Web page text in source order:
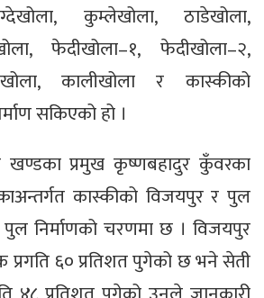
कुम्लेखोला, ठाडेखोला,
फेदीखोला–१, फेदीखोला–२,
कालीखोला र कास्कीको
सकिएको हो ।
खण्डका प्रमुख कृष्णबहादुर कुँवरका
कास्कीको विजयपुर र पुल
निर्माणको चरणमा छ । विजयपुर
६० प्रतिशत पुगेको छ भने सेती